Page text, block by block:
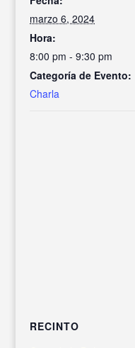
marzo 6, 2024
Hora:
8:00 pm - 9:30 pm
Categoría de Evento:
Charla
RECINTO